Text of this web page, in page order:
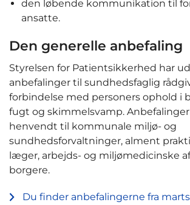
den løbende kommunikation til
ansatte.
Den generelle anbefaling
Styrelsen for Patientsikkerhed har
anbefalinger til sundhedsfaglig
forbindelse med personers ophold i
fugt og skimmelsvamp.
henvendt til kommunale miljø- og
sundhedsforvaltninger, alment
læger, arbejds- og miljømedicinske
borgere.
Du finder anbefalingerne fra